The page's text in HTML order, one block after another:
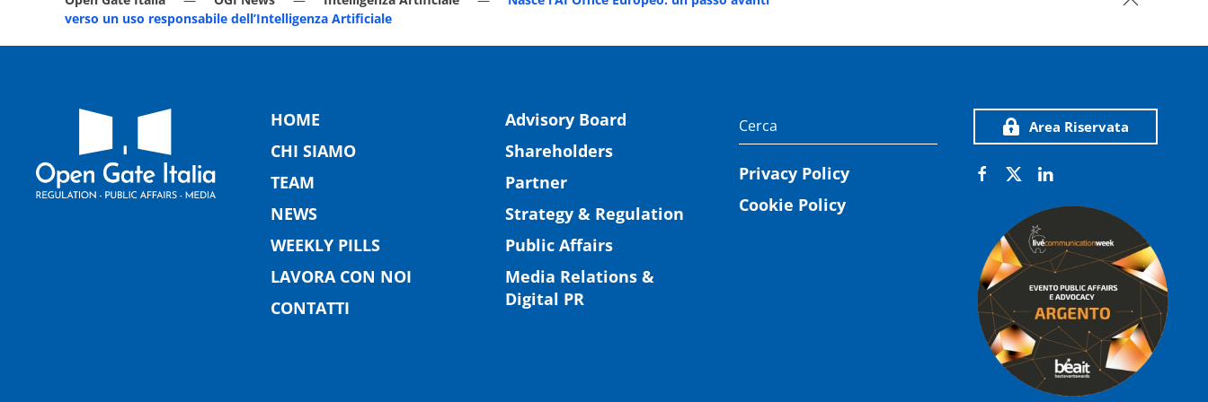
verso un uso responsabile dell’Intelligenza Artificiale
HOME
CHI SIAMO
TEAM
NEWS
WEEKLY PILLS
LAVORA CON NOI
CONTATTI
Advisory Board
Shareholders
Partner
Strategy & Regulation
Public Affairs
Media Relations &
Digital PR
Privacy Policy
Cookie Policy
Area Riservata